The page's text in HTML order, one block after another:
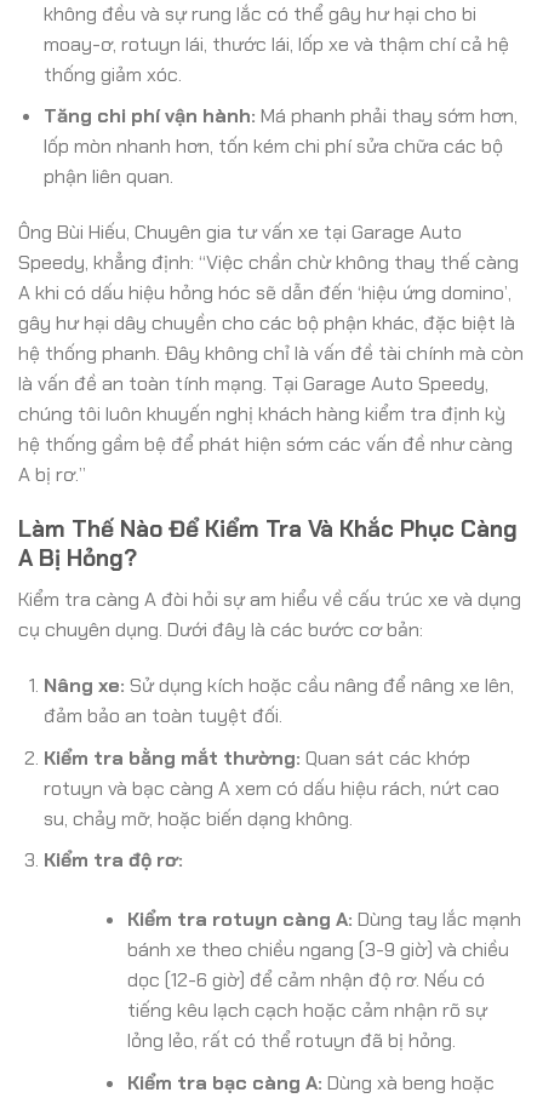
không đều và sự rung lắc có thể gây hư hại cho bi
moay-ơ, rotuyn lái, thước lái, lốp xe và thậm chí cả hệ
thống giảm xóc.
Tăng chi phí vận hành: Má phanh phải thay sớm hơn,
lốp mòn nhanh hơn, tốn kém chi phí sửa chữa các bộ
phận liên quan.
Ông Bùi Hiếu, Chuyên gia tư vấn xe tại Garage Auto
Speedy, khẳng định: “Việc chần chừ không thay thế càng
A khi có dấu hiệu hỏng hóc sẽ dẫn đến ‘hiệu ứng domino’,
gây hư hại dây chuyền cho các bộ phận khác, đặc biệt là
hệ thống phanh. Đây không chỉ là vấn đề tài chính mà còn
là vấn đề an toàn tính mạng. Tại Garage Auto Speedy,
chúng tôi luôn khuyến nghị khách hàng kiểm tra định kỳ
hệ thống gầm bệ để phát hiện sớm các vấn đề như càng
A bị rơ.”
Làm Thế Nào Để Kiểm Tra Và Khắc Phục Càng
A Bị Hỏng?
Kiểm tra càng A đòi hỏi sự am hiểu về cấu trúc xe và dụng
cụ chuyên dụng. Dưới đây là các bước cơ bản:
Nâng xe: Sử dụng kích hoặc cầu nâng để nâng xe lên,
đảm bảo an toàn tuyệt đối.
Kiểm tra bằng mắt thường: Quan sát các khớp
rotuyn và bạc càng A xem có dấu hiệu rách, nứt cao
su, chảy mỡ, hoặc biến dạng không.
Kiểm tra độ rơ:
Kiểm tra rotuyn càng A: Dùng tay lắc mạnh
bánh xe theo chiều ngang (3-9 giờ) và chiều
dọc (12-6 giờ) để cảm nhận độ rơ. Nếu có
tiếng kêu lạch cạch hoặc cảm nhận rõ sự
lỏng lẻo, rất có thể rotuyn đã bị hỏng.
Kiểm tra bạc càng A: Dùng xà beng hoặc